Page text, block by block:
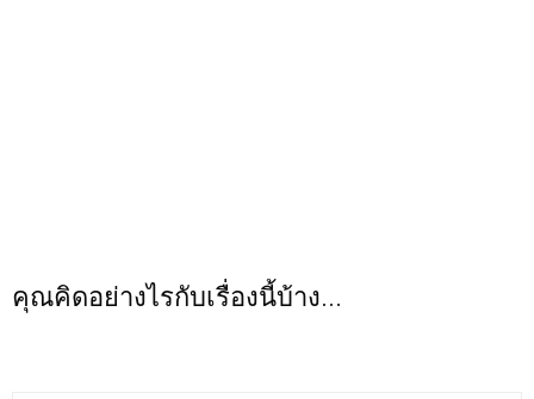
คุณคิดอย่างไรกับเรื่องนี้บ้าง...